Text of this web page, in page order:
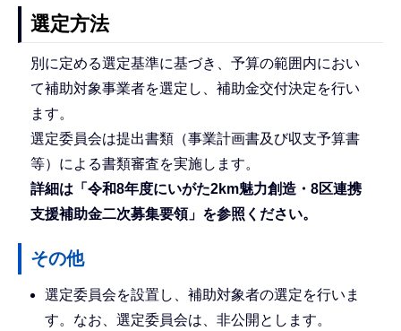
選定方法
別に定める選定基準に基づき、予算の範囲内におい
て補助対象事業者を選定し、補助金交付決定を行い
ます。
選定委員会は提出書類（事業計画書及び収支予算書
等）による書類審査を実施します。
詳細は「令和8年度にいがた2km魅力創造・8区連携
支援補助金二次募集要領」を参照ください。
その他
選定委員会を設置し、補助対象者の選定を行いま
す。なお、選定委員会は、非公開とします。